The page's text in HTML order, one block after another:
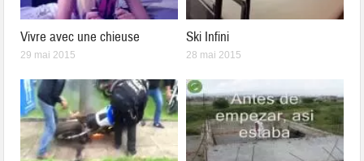
Vivre avec une chieuse
29 mai 2015
Ski Infini
28 mai 2015